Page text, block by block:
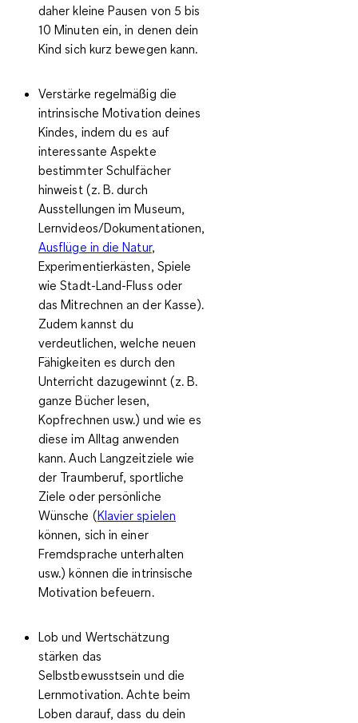
daher kleine Pausen von 5 bis
10 Minuten ein, in denen dein
Kind sich kurz bewegen kann.
Verstärke regelmäßig die
intrinsische Motivation deines
Kindes, indem du es auf
interessante Aspekte
bestimmter Schulfächer
hinweist (z. B. durch
Ausstellungen im Museum,
Lernvideos/Dokumentationen,
Ausflüge in die Natur,
Experimentierkästen, Spiele
wie Stadt-Land-Fluss oder
das Mitrechnen an der Kasse).
Zudem kannst du
verdeutlichen, welche neuen
Fähigkeiten es durch den
Unterricht dazugewinnt (z. B.
ganze Bücher lesen,
Kopfrechnen usw.) und wie es
diese im Alltag anwenden
kann. Auch Langzeitziele wie
der Traumberuf, sportliche
Ziele oder persönliche
Wünsche (Klavier spielen
können, sich in einer
Fremdsprache unterhalten
usw.) können die intrinsische
Motivation befeuern.
Lob und Wertschätzung
stärken das
Selbstbewusstsein und die
Lernmotivation. Achte beim
Loben darauf, dass du dein